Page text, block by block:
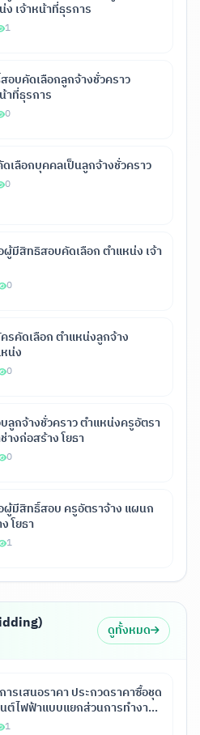
ง เจ้าหน้าที่ธุรการ
1
อบคัดเลือกลูกจ้างชั่วคราว
าที่ธุรการ
0
เลือกบุคคลเป็นลูกจ้างชั่วคราว
0
ผู้มีสิทธิสอบคัดเลือก ตำแหน่ง เจ้า
0
รคัดเลือก ตำแหน่งลูกจ้าง
น่ง
0
ลูกจ้างชั่วคราว ตำแหน่งครูอัตรา
างก่อสร้าง โยธา
0
ผู้มีสิทธิ์สอบ ครูอัตราจ้าง แผนก
โยธา
1
ดูทั้งหมด
รเสนอราคา ประกวดราคาซื้อชุด
ไฟฟ้าแบบแยกส่วนการทำงาน 6
อกันทุกสถานี พร้อมจุดตรวจ
1